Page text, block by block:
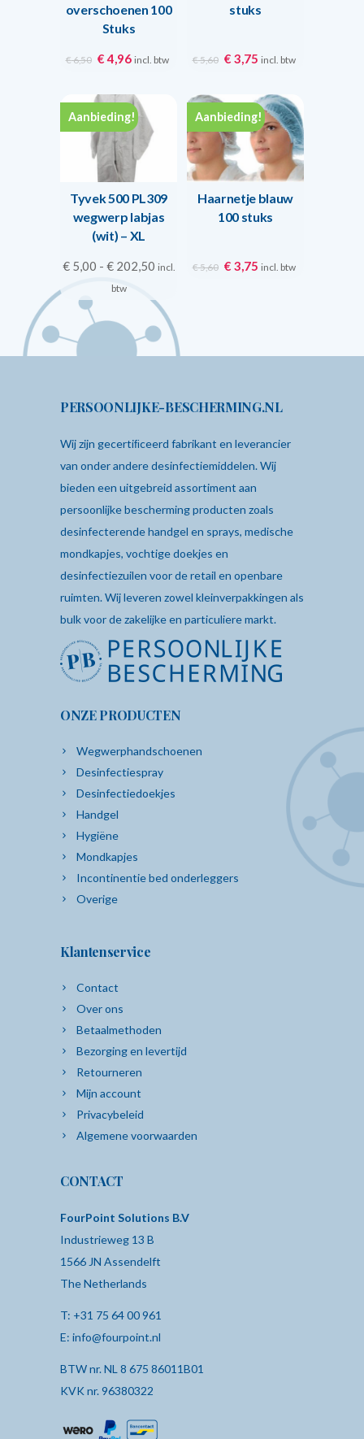
overschoenen 100
Stuks
€6,50 Oorspronkelijke
was:
€ 6,50.
€4,96Huidige
is:
€ 4,96.
incl. btw
stuks
€5,60 Oorspronkelijke
€ 5,60.
€ 3,75Huidige
is:
€ 3,75.
incl. btw
Aanbieding!
Tyvek 500 PL309
wegwerp labjas
(wit) – XL
€5,00 - €202,50Prijsklasse:
tot
€ 202,50
incl.
btw
Aanbieding!
Haarnetje blauw
100 stuks
€5,60 Oorspronkelijke
€ 3,75Huidige
incl. btw
PERSOONLIJKE-BESCHERMING.NL
Wij zijn gecertiﬁceerd fabrikant en leverancier
van onder andere desinfectiemiddelen. Wij
bieden een uitgebreid assortiment aan
persoonlijke bescherming producten zoals
desinfecterendehandgel en sprays, medische
mondkapjes, vochtige doekjes en
desinfectiezuilen voor de retail en openbare
ruimten. Wij leveren zowel kleinverpakkingen als
bulk voor de zakelijke en particuliere markt.
ONZE PRODUCTEN
Wegwerphandschoenen
Desinfectiespray
Desinfectiedoekjes
Handgel
Hygiëne
Mondkapjes
Incontinentie bed onderleggers
Overige
Klantenservice
Contact
Over ons
Betaalmethoden
Bezorging en levertijd
Retourneren
Mijn account
Privacybeleid
Algemene voorwaarden
CONTACT
FourPoint Solutions B.V
Industrieweg 13 B
1566 JN Assendelft
The Netherlands
T: +31 75 64 00 961
E: info@fourpoint.nl
BTW nr. NL 8 675 86011B01
KVK nr. 96380322